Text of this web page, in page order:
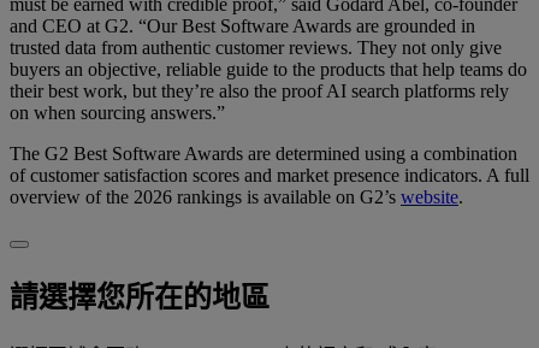
must be earned with credible proof,” said Godard Abel, co-founder
and CEO at G2. “Our Best Software Awards are grounded in
trusted data from authentic customer reviews. They not only give
buyers an objective, reliable guide to the products that help teams do
their best work, but they’re also the proof AI search platforms rely
on when sourcing answers.”
The G2 Best Software Awards are determined using a combination
of customer satisfaction scores and market presence indicators. A full
overview of the 2026 rankings is available on G2’s website.
請選擇您所在的地區